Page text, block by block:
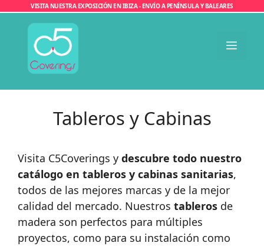
contenido
VISITA NUESTRA EXPOSICIÓN EN IBIZA - ENVÍO A PENÍNSULA Y BALEARES
Menú
Tableros y Cabinas
Visita C5Coverings y descubre todo nuestro
catálogo en tableros y cabinas sanitarias,
todos de las mejores marcas y de la mejor
calidad del mercado. Nuestros tableros de
madera son perfectos para múltiples
proyectos, como para su instalación como